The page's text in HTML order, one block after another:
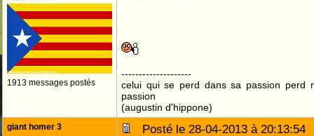
1913 messages postés
--------------------
celui qui se perd dans sa passion perd
passion
(augustin d'hippone)
giant homer 3 Posté le 28-04-2013 à